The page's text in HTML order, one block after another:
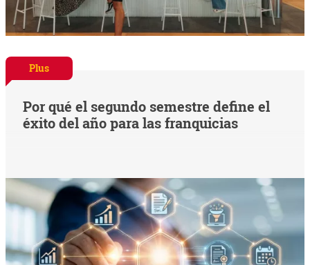
Plus
Por qué el segundo semestre define el
éxito del año para las franquicias